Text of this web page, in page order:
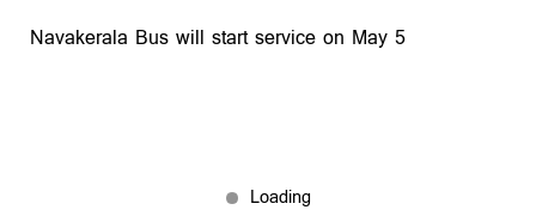
Navakerala Bus will start service on May 5